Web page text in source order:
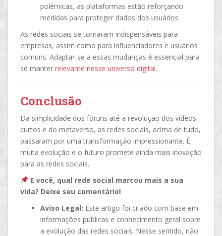
polêmicas, as plataformas estão reforçando
medidas para proteger dados dos usuários.
As redes sociais se tornaram indispensáveis para
empresas, assim como para influenciadores e usuários
comuns. Adaptar-se a essas mudanças é essencial para
se manter relevante nesse universo digital.
Conclusão
Da simplicidade dos fóruns até a revolução dos vídeos
curtos e do metaverso, as redes sociais, acima de tudo,
passaram por uma transformação impressionante. É
muita evolução e o futuro promete ainda mais inovação
para as redes sociais.
E você, qual rede social marcou mais a sua
vida? Deixe seu comentário!
Aviso Legal: Este artigo foi criado com base em
informações públicas e conhecimento geral sobre
a evolução das redes sociais. Nesse sentido, não